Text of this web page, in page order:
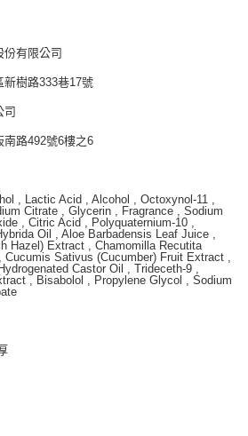
份有限公司
樹路333巷17號
司
路492號6樓之6
, Lactic Acid , Alcohol , Octoxynol-11 ,
Citrate , Glycerin , Fragrance , Sodium
, Citric Acid , Polyquaternium-10 ,
Oil , Aloe Barbadensis Leaf Juice ,
Hazel) Extract , Chamomilla Recutita
Sativus (Cucumber) Fruit Extract ,
Castor Oil , Trideceth-9 ,
, Bisabolol , Propylene Glycol , Sodium